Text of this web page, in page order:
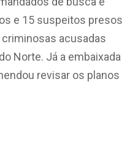
e 15 suspeitos presos
acusadas
Norte. Já a embaixada
revisar os planos